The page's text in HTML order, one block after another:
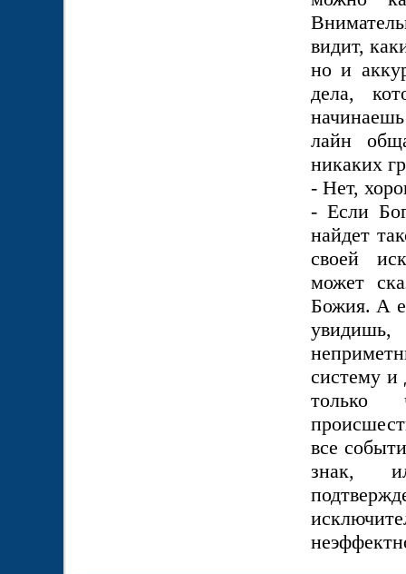
видит,
но и
дела,
лайн
никаких
- Нет,
- Если
найдет
своей
может
Божия. А
систему и
только
все
знак,